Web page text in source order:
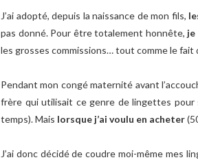
J’ai adopté, depuis la naissance de mon fils,
pas donné. Pour être totalement honnête, je
les grosses commissions… tout comme le fait
Pendant mon congé maternité avant
frère qui utilisait ce genre de lingettes pour
temps). Mais lorsque j’ai voulu en acheter
J’ai donc décidé de coudre moi-même mes